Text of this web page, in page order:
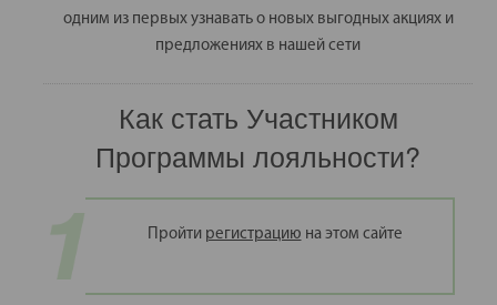
одним из первых узнавать о новых выгодных акциях и
предложениях в нашей сети
Как стать Участником
Программы лояльности?
Пройти регистрацию на этом сайте